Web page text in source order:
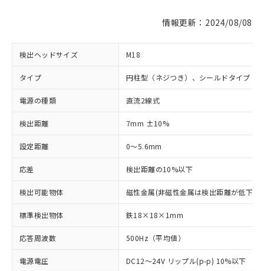
情報更新：2024/08/08
検出ヘッドサイズ M18
タイプ 円柱型（ネジつき）、シールドタイプ
電源の種類 直流2線式
検出距離 7mm ±10%
設定距離 0～5.6mm
応差 検出距離の10%以下
検出可能物体 磁性金属(非磁性金属は検出距離が低下し
標準検出物体 鉄18×18×1mm
応答周波数 500Hz（平均値）
電源電圧 DC12～24V リップル(p-p) 10%以下